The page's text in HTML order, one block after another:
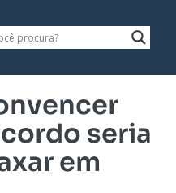
seria
em